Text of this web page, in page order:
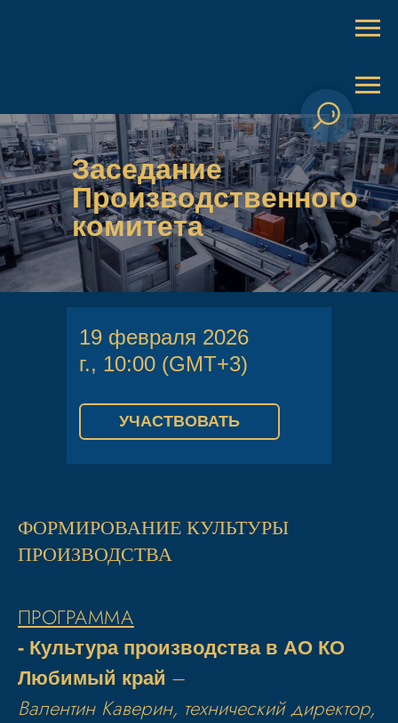
Заседание
Производственного
комитета
19 февраля 2026
г., 10:00 (GMT+3)
УЧАСТВОВАТЬ
ФОРМИРОВАНИЕ КУЛЬТУРЫ
ПРОИЗВОДСТВА
ПРОГРАММА
- Культура производства в АО КО
Любимый край –
Валентин Каверин, технический директор,